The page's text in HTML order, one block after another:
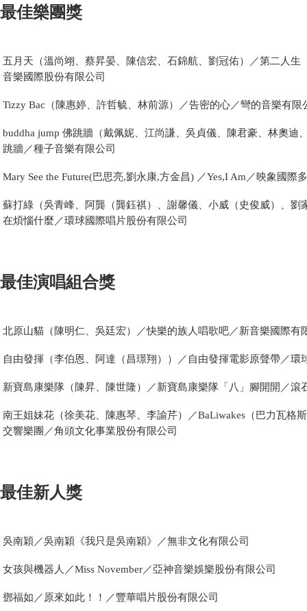
最佳樂團獎
五月天（溫尚翊、蔡昇晏、陳信宏、石錦航、劉冠佑）／第二人生
音樂國際股份有限公司
Tizzy Bac（陳惠婷、許哲毓、林前源）／告密的心／彎的音樂有限
buddha jump 佛跳牆（戴佩妮、江尚謙、吳貞儀、陳君豪、林奧迪
跳牆／種子音樂有限公司
Mary See the Future(巴思亮,劉永康,方金昌) ／Yes,I Am／映象國際
蘇打綠（吳青峰、阿龔（龔鈺祺）、謝馨儀、小威（史俊威）、劉
在煩惱什麼／環球國際唱片股份有限公司
最佳演唱組合獎
北原山貓（陳明仁、吳廷宏）／快樂的族人唱歌吧／新音樂國際有
自由發揮（李伯恩、阿達（昌璟翔））／自由發揮電影原聲帶／環
新寶島康樂隊（陳昇、陳世隆）／新寶島康樂隊「八」腳開開／滾
南王姐妹花（徐美花、陳惠琴、李諭芹）／BaLiwakes（巴力瓦格
交響樂團／角頭文化事業股份有限公司
最佳新人獎
吳南穎／吳南穎《我只是吳南穎》／無非文化有限公司
女孩與機器人／Miss November／亞神音樂娛樂股份有限公司
鄧福如／原來如此！！／豐華唱片股份有限公司